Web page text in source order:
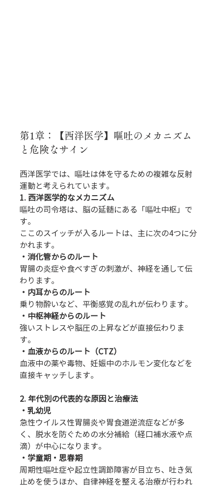
第1章：【西洋医学】嘔吐のメカニズム
と危険なサイン
西洋医学では、嘔吐は体を守るための複雑な反射
運動と考えられています。
1. 西洋医学的なメカニズム
嘔吐の司令塔は、脳の延髄にある「嘔吐中枢」で
す。
ここのスイッチが入るルートは、主に次の4つに分
かれます。
・消化管からのルート
胃腸の炎症や食べすぎの刺激が、神経を通して伝
わります。
・内耳からのルート
乗り物酔いなど、平衡感覚の乱れが伝わります。
・中枢神経からのルート
強いストレスや脳圧の上昇などが直接伝わりま
す。
・血液からのルート（CTZ）
血液中の薬や毒物、妊娠中のホルモン変化などを
直接キャッチします。
2. 年代別の代表的な原因と治療法
・乳幼児
急性ウイルス性胃腸炎や胃食道逆流症などが多
く、脱水を防ぐための水分補給（経口補水液や点
滴）が中心になります。
・学童期・思春期
周期性嘔吐症や起立性調節障害が目立ち、吐き気
止めを使うほか、自律神経を整える治療が行われ